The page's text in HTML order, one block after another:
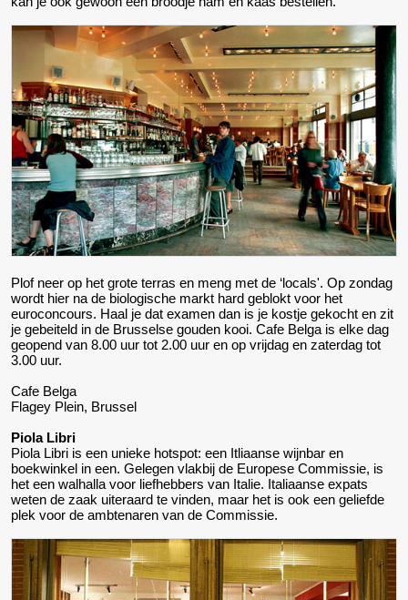
Plof neer op het grote terras en meng met de ‘locals'. Op zondag
wordt hier na de biologische markt hard geblokt voor het
euroconcours. Haal je dat examen dan is je kostje gekocht en zit
je gebeiteld in de Brusselse gouden kooi. Cafe Belga is elke dag
geopend van 8.00 uur tot 2.00 uur en op vrijdag en zaterdag tot
3.00 uur.
Cafe Belga
Flagey Plein, Brussel
Piola Libri
Piola Libri is een unieke hotspot: een Itliaanse wijnbar en
boekwinkel in een. Gelegen vlakbij de Europese Commissie, is
het een walhalla voor liefhebbers van Italie. Italiaanse expats
weten de zaak uiteraard te vinden, maar het is ook een geliefde
plek voor de ambtenaren van de Commissie.